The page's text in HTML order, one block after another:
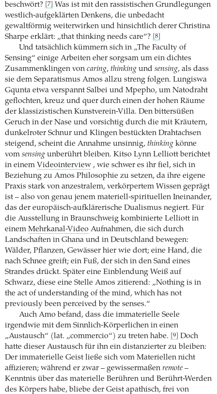
beschwört?
[7]
Was ist mit den rassistischen Grundlegungen
westlich-aufgeklärten Denkens, die unbedacht
gewaltförmig weiterwirken und hinsichtlich derer Christina
Sharpe erklärt: „that thinking needs care“?
[8]
Und tatsächlich kümmern sich in „The Faculty of
Sensing“ einige Arbeiten eher sorgsam um ein dichtes
Zusammenklingen von caring, thinking und sensing, als dass
sie dem Separatismus Amos allzu streng folgen. Lungiswa
Gqunta etwa verspannt Salbei und Mpepho, um Natodraht
geflochten, kreuz und quer durch einen der hohen Räume
der klassizistischen Kunstverein-Villa. Den bittersüßen
Geruch in der Nase und vorsichtig durch die mit Kräutern,
dunkelroter Schnur und Klingen bestückten Drahtachsen
steigend, scheint die Annahme unsinnig, thinking könne
vom sensing unberührt bleiben. Kitso Lynn Lelliott berichtet
in einem Videointerview , wie schwer es ihr fiel, sich in
Beziehung zu Amos Philosophie zu setzen, da ihre eigene
Praxis stark von anzestralem, verkörpertem Wissen geprägt
ist – also von genau jenem materiell-spirituellen Ineinander,
das der europäisch-aufklärerische Dualismus negiert. Für
die Ausstellung in Braunschweig kombinierte Lelliott in
einem Mehrkanal-Video Aufnahmen, die sich durch
Landschaften in Ghana und in Deutschland bewegen:
Wälder, Pflanzen, Gewässer hier wie dort; eine Hand, die
nach Schnee greift; ein Fuß, der sich in den Sand eines
Strandes drückt. Später eine Einblendung Weiß auf
Schwarz, diese eine Stelle Amos zitierend: „Nothing is in
the act of understanding of the mind, which has not
previously been perceived by the senses.“
Auch Amo befand, dass die immaterielle Seele
irgendwie mit dem Sinnlich-Körperlichen in einen
„Austausch“ (lat. „commercio“) zu treten habe.
[9]
Doch
hatte dieser Austausch für ihn ein distanzierter zu bleiben:
Der immaterielle Geist ließe sich vom Materiellen nicht
affizieren; während er zwar – gewissermaßen remote –
Kenntnis über das materielle Berühren und Berührt-Werden
des Körpers habe, bliebe der Geist apathisch, frei von